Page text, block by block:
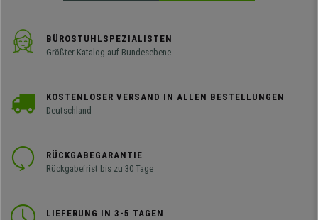
BÜROSTUHLSPEZIALISTEN
Größter Katalog auf Bundesebene
KOSTENLOSER VERSAND IN ALLEN BESTELLUNGEN
Deutschland
RÜCKGABEGARANTIE
Rückgabefrist bis zu 30 Tage
LIEFERUNG IN 3-5 TAGEN